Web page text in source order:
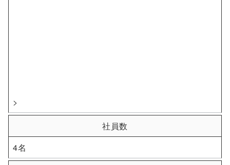
>
社員数
4名